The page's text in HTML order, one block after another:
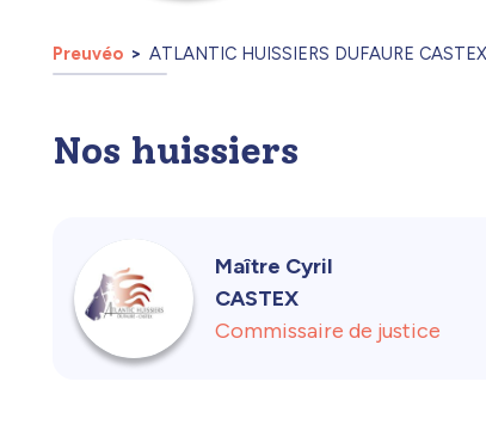
Preuvéo ATLANTIC HUISSIERS DUFAURE CASTEX
Nos huissiers
Maître Cyril
CASTEX
Commissaire de justice